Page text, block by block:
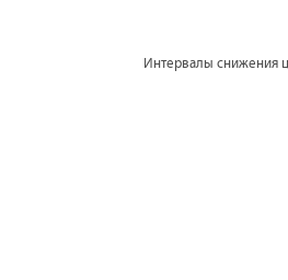
Интервалы снижения